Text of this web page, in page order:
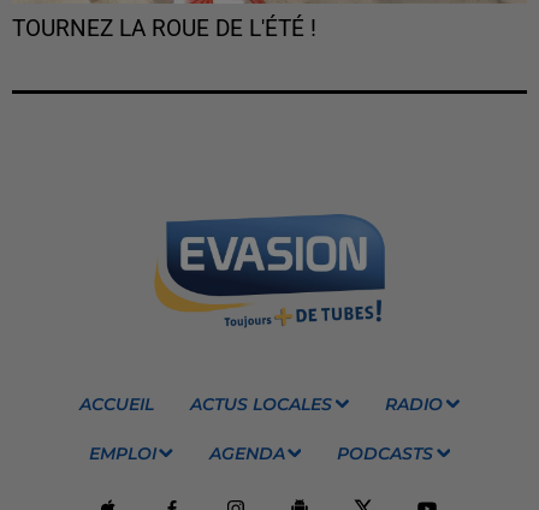
TOURNEZ LA ROUE DE L'ÉTÉ !
ACCUEIL ACTUS LOCALES RADIO
EMPLOI AGENDA PODCASTS